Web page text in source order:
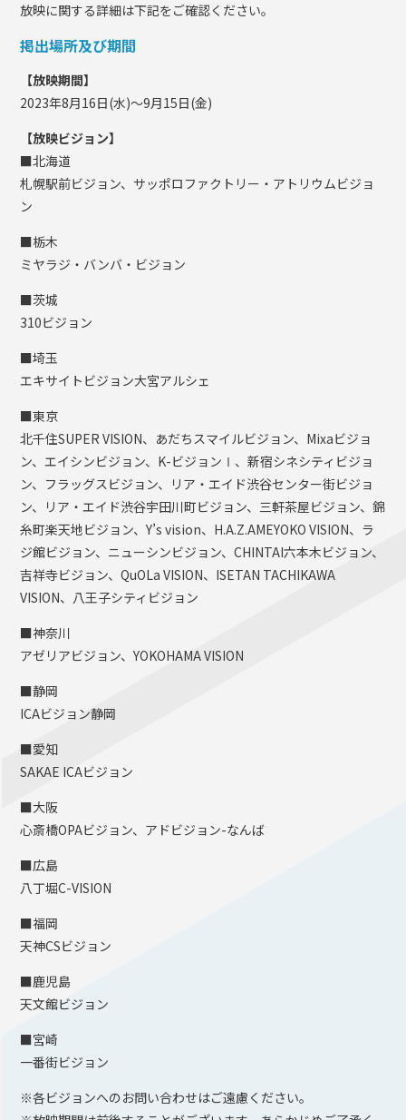
放映に関する詳細は下記をご確認ください。
掲出場所及び期間
【放映期間】
2023年8月16日(水)〜9月15日(金)
【放映ビジョン】
■北海道
札幌駅前ビジョン、サッポロファクトリー・アトリウムビジョ
ン
■栃木
ミヤラジ・バンバ・ビジョン
■茨城
310ビジョン
■埼玉
エキサイトビジョン大宮アルシェ
■東京
北千住SUPER VISION、あだちスマイルビジョン、Mixaビジョ
ン、エイシンビジョン、K-ビジョンⅠ、新宿シネシティビジョ
ン、フラッグスビジョン、リア・エイド渋谷センター街ビジョ
ン、リア・エイド渋谷宇田川町ビジョン、三軒茶屋ビジョン、錦
糸町楽天地ビジョン、Y’s vision、H.A.Z.AMEYOKO VISION、ラ
ジ館ビジョン、ニューシンビジョン、CHINTAI六本木ビジョン、
吉祥寺ビジョン、QuOLa VISION、ISETAN TACHIKAWA
VISION、八王子シティビジョン
■神奈川
アゼリアビジョン、YOKOHAMA VISION
■静岡
ICAビジョン静岡
■愛知
SAKAE ICAビジョン
■大阪
心斎橋OPAビジョン、アドビジョン-なんば
■広島
八丁堀C-VISION
■福岡
天神CSビジョン
■鹿児島
天文館ビジョン
■宮崎
一番街ビジョン
※各ビジョンへのお問い合わせはご遠慮ください。